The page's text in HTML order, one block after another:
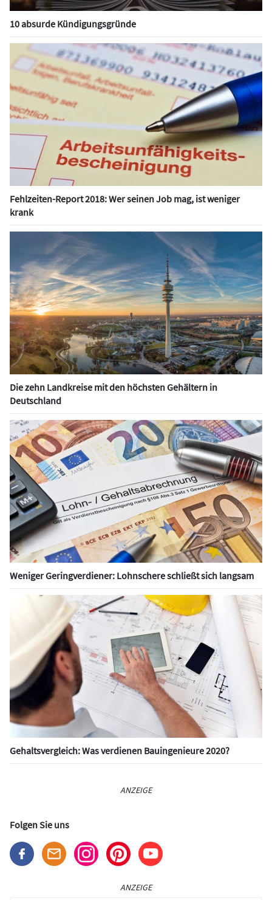
10 absurde Kündigungsgründe
Fehlzeiten-Report 2018: Wer seinen Job mag, ist weniger
krank
Die zehn Landkreise mit den höchsten Gehältern in
Deutschland
Weniger Geringverdiener: Lohnschere schließt sich langsam
Gehaltsvergleich: Was verdienen Bauingenieure 2020?
ANZEIGE
Folgen Sie uns
ANZEIGE